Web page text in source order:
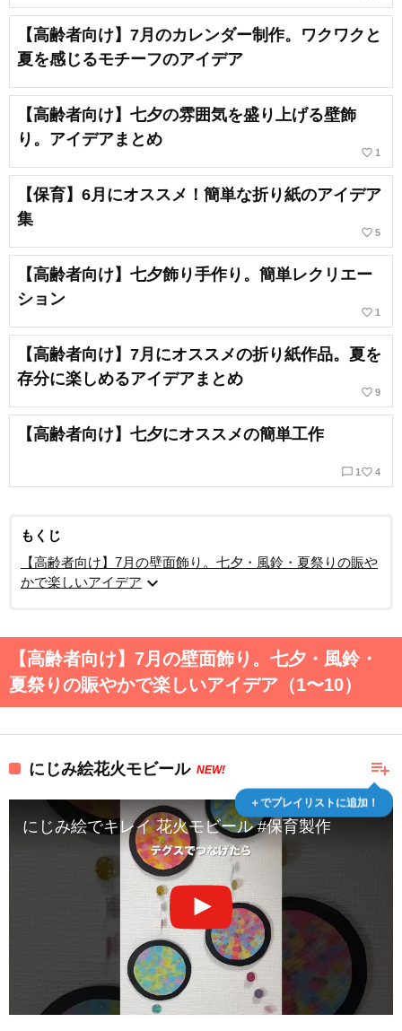
【高齢者向け】7月のカレンダー制作。ワクワクと
夏を感じるモチーフのアイデア
【高齢者向け】七夕の雰囲気を盛り上げる壁飾
り。アイデアまとめ
favorite_border 1
【保育】6月にオススメ！簡単な折り紙のアイデア
集
favorite_border 5
【高齢者向け】七夕飾り手作り。簡単レクリエー
ション
favorite_border 1
【高齢者向け】7月にオススメの折り紙作品。夏を
存分に楽しめるアイデアまとめ
favorite_border 9
【高齢者向け】七夕にオススメの簡単工作
chat_bubble_outline 1 favorite_border 4
もくじ
【高齢者向け】7月の壁面飾り。七夕・風鈴・夏祭りの賑や
かで楽しいアイデア expand_more
【高齢者向け】7月の壁面飾り。七夕・風鈴・
夏祭りの賑やかで楽しいアイデア（1〜10）
playlist_add
＋でプレイリストに追加！
にじみ絵花火モビール NEW!
にじみ絵でキレイ 花火モビール #保育製作